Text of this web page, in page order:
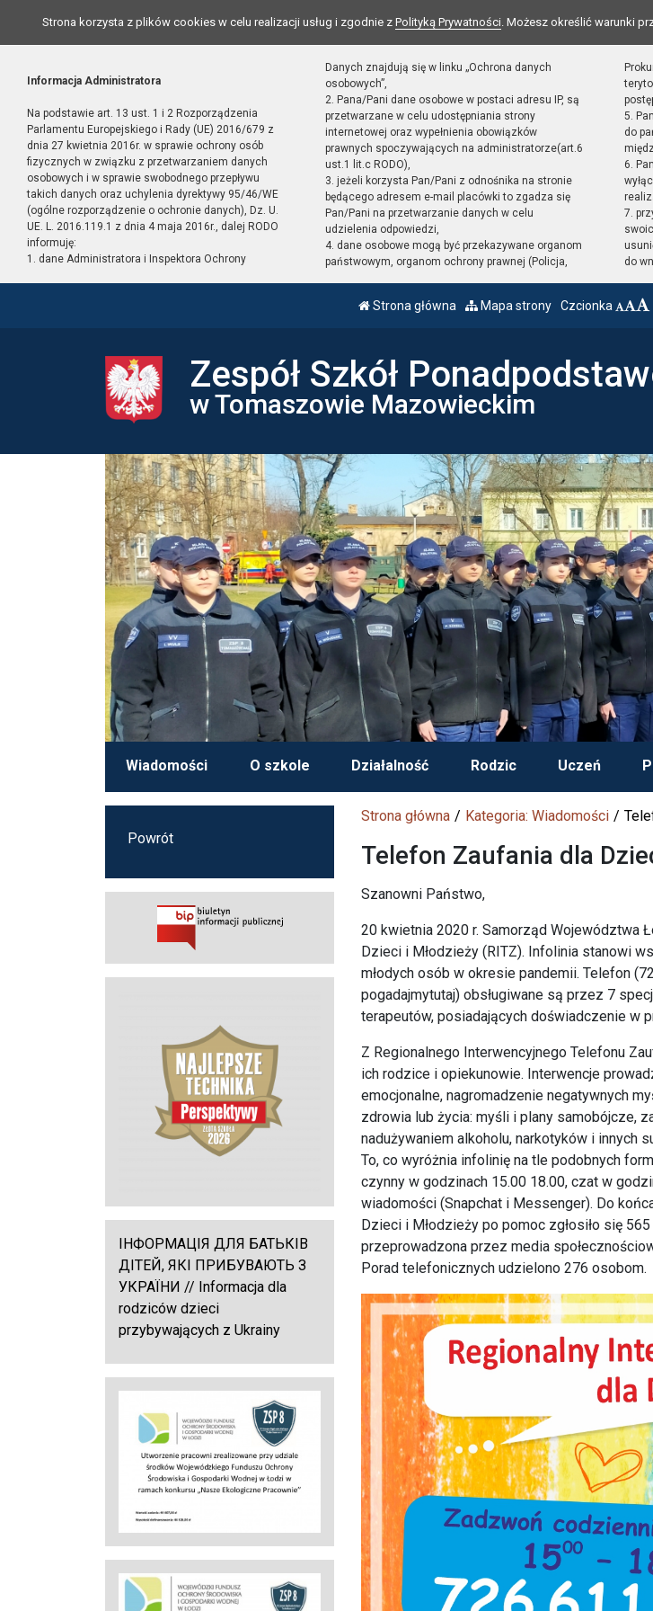
Strona korzysta z plików cookies w celu realizacji usług i zgodnie z Polityką Prywatności. Możesz określić warunki
Informacja Administratora
Na podstawie art. 13 ust. 1 i 2 Rozporządzenia
Parlamentu Europejskiego i Rady (UE) 2016/679 z
dnia 27 kwietnia 2016r. w sprawie ochrony osób
fizycznych w związku z przetwarzaniem danych
osobowych i w sprawie swobodnego przepływu
takich danych oraz uchylenia dyrektywy 95/46/WE
(ogólne rozporządzenie o ochronie danych), Dz. U.
UE. L. 2016.119.1 z dnia 4 maja 2016r., dalej RODO
informuję:
1. dane Administratora i Inspektora Ochrony
Danych znajdują się w linku „Ochrona danych
osobowych”,
2. Pana/Pani dane osobowe w postaci adresu IP, są
przetwarzane w celu udostępniania strony
internetowej oraz wypełnienia obowiązków
prawnych spoczywających na administratorze(art.6
ust.1 lit.c RODO),
3. jeżeli korzysta Pan/Pani z odnośnika na stronie
będącego adresem e-mail placówki to zgadza się
Pan/Pani na przetwarzanie danych w celu
udzielenia odpowiedzi,
4. dane osobowe mogą być przekazywane organom
państwowym, organom ochrony prawnej (Policja,
5.
do
6.
7.
do
Strona główna Mapa strony Czcionka
Zespół Szkół
w Tomaszowie Mazowieckim
Wiadomości O szkole Działalność Rodzic Uczeń
Strona główna Kategoria: Wiadomości
Telefon Zaufania dla
Szanowni Państwo,
20 kwietnia 2020 r. Samorząd Województwa
Dzieci i Młodzieży (RITZ). Infolinia stanowi
młodych osób w okresie pandemii. Telefon
pogadajmytutaj) obsługiwane są przez 7
terapeutów, posiadających doświadczenie w
Z Regionalnego Interwencyjnego Telefonu
ich rodzice i opiekunowie. Interwencje
emocjonalne, nagromadzenie negatywnych
zdrowia lub życia: myśli i plany samobójcze,
nadużywaniem alkoholu, narkotyków i innych
To, co wyróżnia infolinię na tle podobnych
czynny w godzinach 15.00 18.00, czat w
wiadomości (Snapchat i Messenger). Do
Dzieci i Młodzieży po pomoc zgłosiło się
przeprowadzona przez media
Porad telefonicznych udzielono 276 osobom.
Powrót
ІНФОРМАЦІЯ ДЛЯ БАТЬКІВ
ДІТЕЙ, ЯКІ ПРИБУВАЮТЬ З
УКРАЇНИ // Informacja dla
rodziców dzieci
przybywających z Ukrainy